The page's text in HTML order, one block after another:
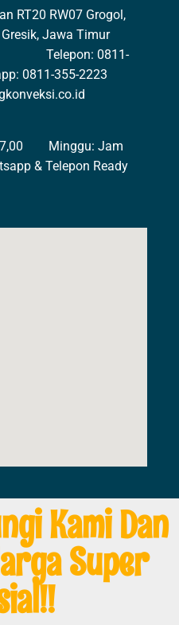
RT20 RW07 Grogol,
Jawa Timur
0811-
0811-355-2223
17,00 Minggu: Jam
& Telepon Ready
Kami Dan
Super